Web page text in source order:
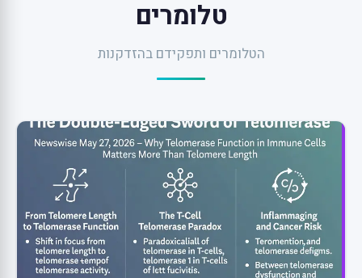
טלומרים
הטלומרים ותפקידם בהזדקנות